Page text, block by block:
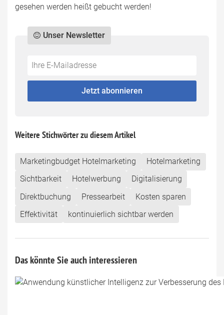
gesehen werden heißt gebucht werden!
Do
fill
Unser Newsletter
*Ihre
Mailadresse:
Jetzt abonnieren
Weitere Stichwörter zu diesem Artikel
Marketingbudget Hotelmarketing
Hotelmarketing
Sichtbarkeit
Hotelwerbung
Digitalisierung
Direktbuchung
Pressearbeit
Kosten sparen
Effektivität
kontinuierlich sichtbar werden
Das könnte Sie auch interessieren